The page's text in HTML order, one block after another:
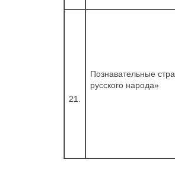
21.
Познавательные
русского народа»